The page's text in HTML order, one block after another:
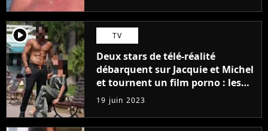
player2 TV
Deux stars de télé-réalité
débarquent sur Jacquie et Michel
et tournent un film porno : les
premières images du tournage
(exclu)
19 juin 2023